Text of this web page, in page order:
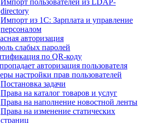
Импорт пользователей из LDAP-
directory
Импорт из 1С: Зарплата и управление
персоналом
авторизация
слабых паролей
по QR-коду
авторизация пользователя
настройки прав пользователей
Постановка задачи
Права на каталог товаров и услуг
Права на наполнение новостной ленты
Права на изменение статических
страниц